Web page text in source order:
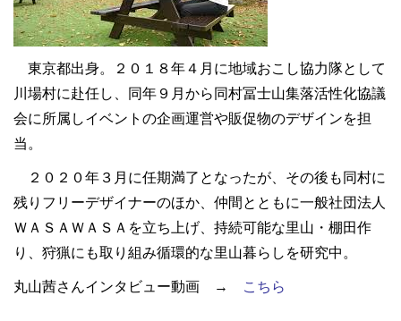
東京都出身。２０１８年４月に地域おこし協力隊として
川場村に赴任し、同年９月から同村冨士山集落活性化協議
会に所属しイベントの企画運営や販促物のデザインを担
当。
２０２０年３月に任期満了となったが、その後も同村に
残りフリーデザイナーのほか、仲間とともに一般社団法人
ＷＡＳＡＷＡＳＡを立ち上げ、持続可能な里山・棚田作
り、狩猟にも取り組み循環的な里山暮らしを研究中。
丸山茜さんインタビュー動画 → こちら